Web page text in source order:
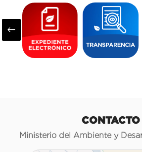
#
CONTACTO
Ministerio del Ambiente y